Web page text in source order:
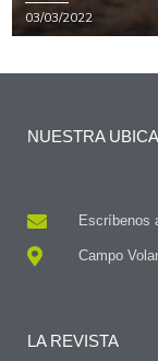
03/03/2022
NUESTRA
Escríbenos
Campo
LA REVISTA